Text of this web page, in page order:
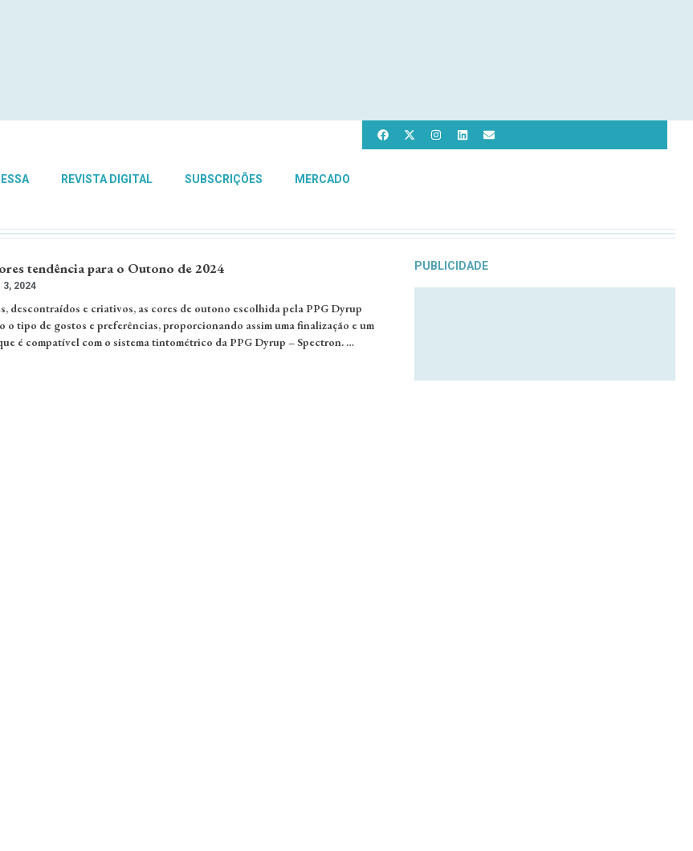
REVISTA DIGITAL SUBSCRIÇÕES MERCADO
tendência para o Outono de 2024
3, 2024
descontraídos e criativos, as cores de outono escolhida pela PPG Dyrup
o tipo de gostos e preferências, proporcionando assim uma finalização e um
é compatível com o sistema tintométrico da PPG Dyrup – Spectron. …
PUBLICIDADE